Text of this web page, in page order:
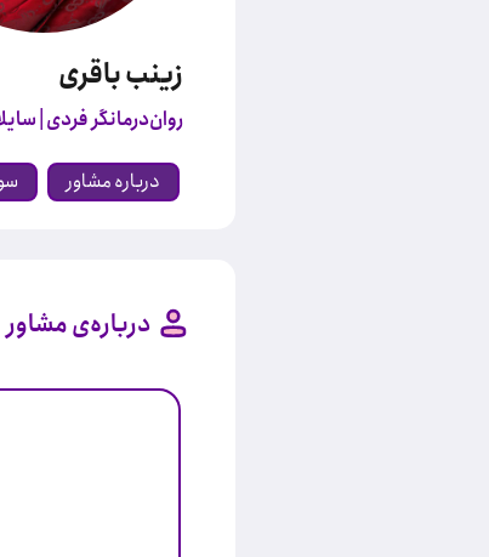
زینب باقری
روان‌درمانگر فردی |
درباره مشاور
درباره‌ی مشاور